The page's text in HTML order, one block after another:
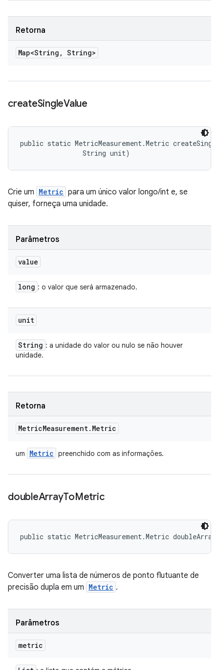
Retorna
Map<String , String>
createSingleValue
public static MetricMeasurement.Metric
                String unit)
Crie um Metric para um único valor longo/int e, se
quiser, forneça uma unidade.
Parâmetros
value
long : o valor que será armazenado.
unit
String : a unidade do valor ou nulo se não houver
unidade.
Retorna
MetricMeasurement. Metric
um Metric preenchido com as informações.
doubleArrayToMetric
public static MetricMeasurement.Metric
Converter uma lista de números de ponto flutuante de
precisão dupla em um Metric .
Parâmetros
metric